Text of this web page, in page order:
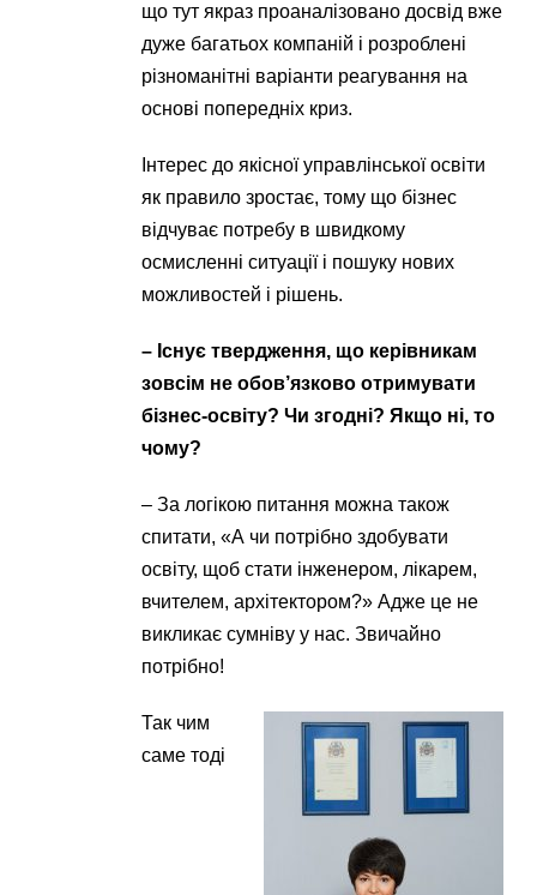
що тут якраз проаналізовано досвід вже
дуже багатьох компаній і розроблені
різноманітні варіанти реагування на
основі попередніх криз.
Інтерес до якісної управлінської освіти
як правило зростає, тому що бізнес
відчуває потребу в швидкому
осмисленні ситуації і пошуку нових
можливостей і рішень.
– Існує твердження, що керівникам
зовсім не обов’язково отримувати
бізнес-освіту? Чи згодні? Якщо ні, то
чому?
– За логікою питання можна також
спитати, «А чи потрібно здобувати
освіту, щоб стати інженером, лікарем,
вчителем, архітектором?» Адже це не
викликає сумніву у нас. Звичайно
потрібно!
Так чим
саме тоді